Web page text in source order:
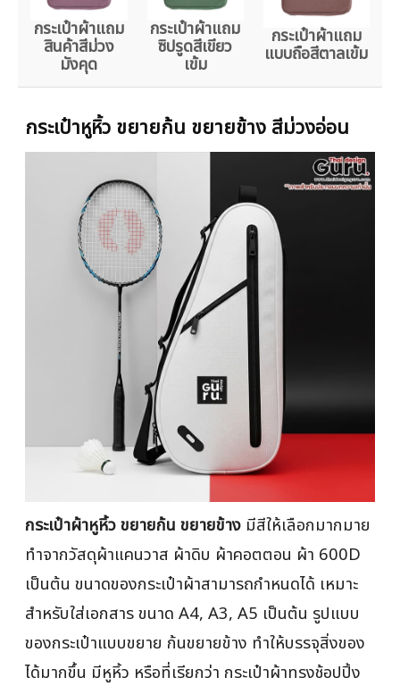
กระเป๋าผ้าแถม
สินค้าสีม่วง
มังคุด
กระเป๋าผ้าแถม
ซิปรูดสีเขียว
เข้ม
กระเป๋าผ้าแถม
แบบถือสีตาลเข้ม
กระเป๋าหูหิ้ว ขยายก้น ขยายข้าง สีม่วงอ่อน
กระเป๋าผ้าหูหิ้ว ขยายก้น ขยายข้าง มีสีให้เลือกมากมาย
ทำจากวัสดุผ้าแคนวาส ผ้าดิบ ผ้าคอตตอน ผ้า 600D
เป็นต้น ขนาดของกระเป๋าผ้าสามารถกำหนดได้ เหมาะ
สำหรับใส่เอกสาร ขนาด A4, A3, A5 เป็นต้น รูปแบบ
ของกระเป๋าแบบขยาย ก้นขยายข้าง ทำให้บรรจุสิ่งของ
ได้มากขึ้น มีหูหิ้ว หรือที่เรียกว่า กระเป๋าผ้าทรงช้อปปิ้ง